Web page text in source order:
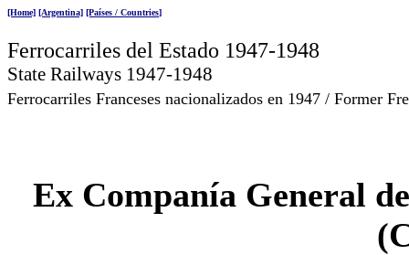
[Home] [Argentina] [Países / Countries]
Ferrocarriles del Estado 1947-1948
State Railways 1947-1948
Ferrocarriles Franceses nacionalizados en 1947 / Former
Ex Companía General